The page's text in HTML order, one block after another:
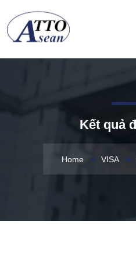
Kết quả
Home VISA